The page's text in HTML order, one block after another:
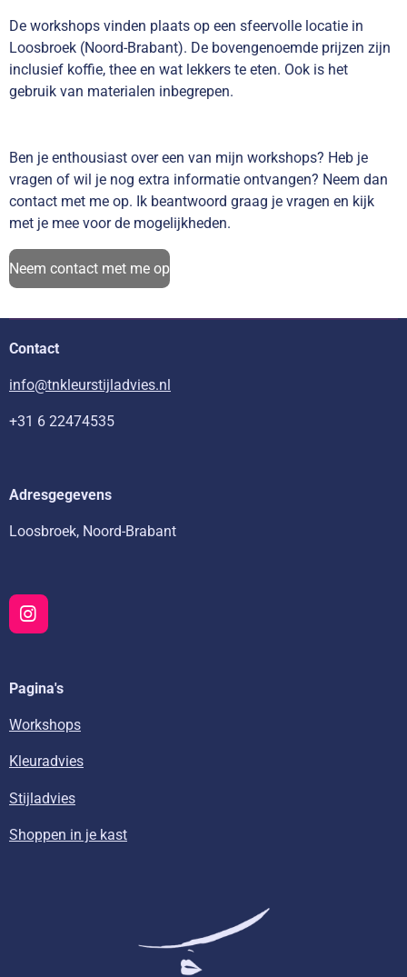
De workshops vinden plaats op een sfeervolle locatie in
Loosbroek (Noord-Brabant). De bovengenoemde prijzen zijn
inclusief koffie, thee en wat lekkers te eten. Ook is het
gebruik van materialen inbegrepen.
Ben je enthousiast over een van mijn workshops? Heb je
vragen of wil je nog extra informatie ontvangen? Neem dan
contact met me op. Ik beantwoord graag je vragen en kijk
met je mee voor de mogelijkheden.
Neem contact met me op
Contact
info@tnkleurstijladvies.nl
+31 6 22474535
Adresgegevens
Loosbroek, Noord-Brabant
I
n
a
r
m
Pagina's
Workshops
Kleuradvies
Stijladvies
Shoppen in je kast